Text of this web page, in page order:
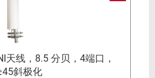
天线，8.5 分贝，4端口，
斜极化